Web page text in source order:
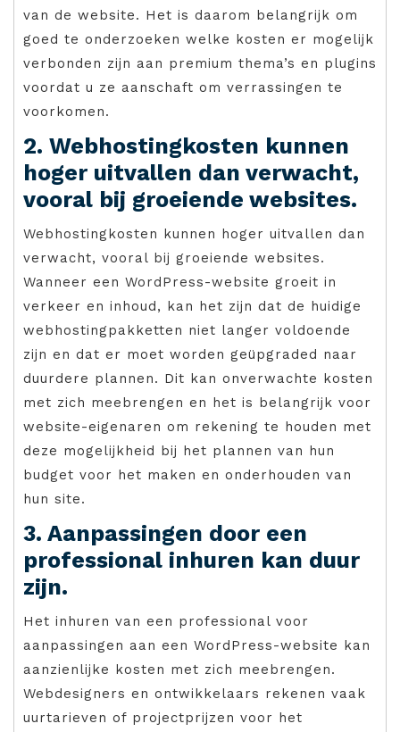
van de website. Het is daarom belangrijk om
goed te onderzoeken welke kosten er mogelijk
verbonden zijn aan premium thema’s en plugins
voordat u ze aanschaft om verrassingen te
voorkomen.
2. Webhostingkosten kunnen
hoger uitvallen dan verwacht,
vooral bij groeiende websites.
Webhostingkosten kunnen hoger uitvallen dan
verwacht, vooral bij groeiende websites.
Wanneer een WordPress-website groeit in
verkeer en inhoud, kan het zijn dat de huidige
webhostingpakketten niet langer voldoende
zijn en dat er moet worden geüpgraded naar
duurdere plannen. Dit kan onverwachte kosten
met zich meebrengen en het is belangrijk voor
website-eigenaren om rekening te houden met
deze mogelijkheid bij het plannen van hun
budget voor het maken en onderhouden van
hun site.
3. Aanpassingen door een
professional inhuren kan duur
zijn.
Het inhuren van een professional voor
aanpassingen aan een WordPress-website kan
aanzienlijke kosten met zich meebrengen.
Webdesigners en ontwikkelaars rekenen vaak
uurtarieven of projectprijzen voor het